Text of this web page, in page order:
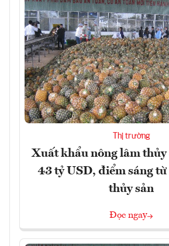
Thị trường
Xuất khẩu nông lâm thủy
43 tỷ USD, điểm sáng từ
thủy sản
Đọc ngay